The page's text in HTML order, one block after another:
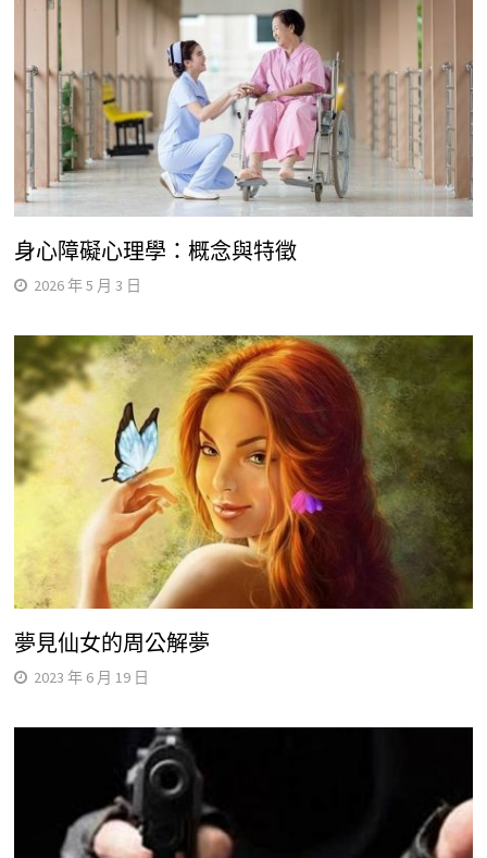
身心障礙心理學：概念與特徵
2026 年 5 月 3 日
夢見仙女的周公解夢
2023 年 6 月 19 日